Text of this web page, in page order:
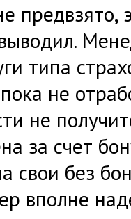
типа
не
не
за счет
свои без
вполне